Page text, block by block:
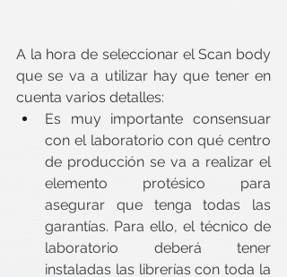
A la hora de seleccionar el Scan body
que se va a utilizar hay que tener en
cuenta varios detalles:
Es muy importante consensuar
con el laboratorio con qué centro
de producción se va a realizar el
elemento protésico para
asegurar que tenga todas las
garantías. Para ello, el técnico de
laboratorio deberá tener
instaladas las librerías con toda la